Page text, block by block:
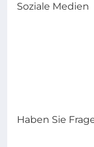
Soziale Medien
Haben Sie